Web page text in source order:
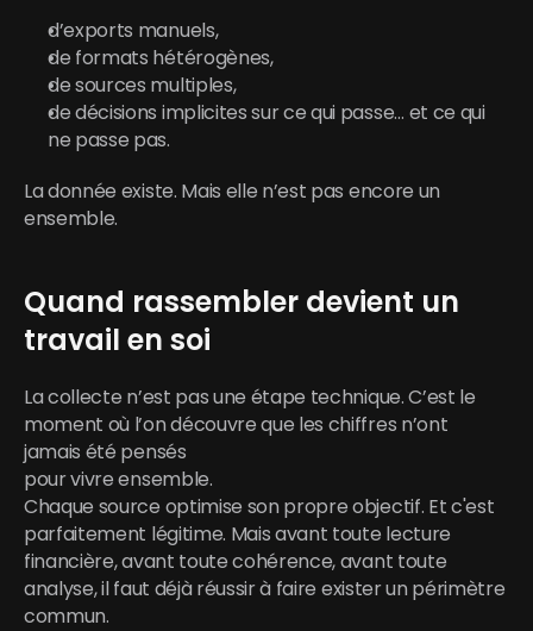
d’exports manuels,
de formats hétérogènes,
de sources multiples,
de décisions implicites sur ce qui passe… et ce qui
ne passe pas.
La donnée existe. Mais elle n’est pas encore un
ensemble.
Quand rassembler devient un
travail en soi
La collecte n’est pas une étape technique. C’est le
moment où l’on découvre que les chiffres n’ont
jamais été pensés
pour vivre ensemble.
Chaque source optimise son propre objectif. Et c'est
parfaitement légitime. Mais avant toute lecture
financière, avant toute cohérence, avant toute
analyse, il faut déjà réussir à faire exister un périmètre
commun.